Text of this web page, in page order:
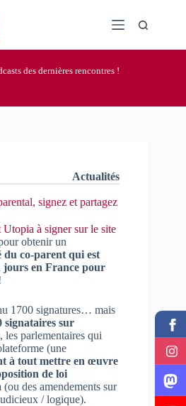
des dernières rencontres !
Actualités
signez et partagez
à signer sur le site
obtenir un
du co-parent qui est
jours en France pour
1700 signatures… mais
signataires sur
, les parlementaires qui
(une
à tout mettre en œuvre
de loi
(ou des amendements sur
/ logique).